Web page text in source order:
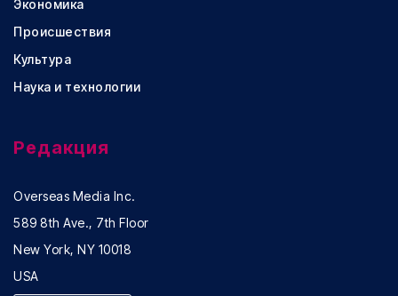
Экономика
Происшествия
Культура
Наука и технологии
Редакция
Overseas Media Inc.
589 8th Ave., 7th Floor
New York, NY 10018
USA